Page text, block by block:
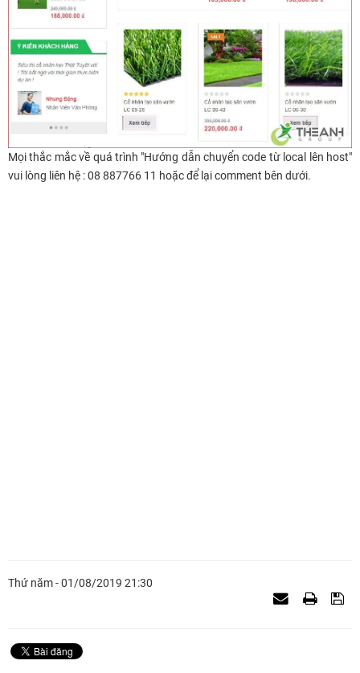
Mọi thắc mắc về quá trình "Hướng dẫn chuyển code từ local lên host"
vui lòng liên hệ : 08 887766 11 hoặc để lại comment bên dưới.
Thứ năm - 01/08/2019 21:30